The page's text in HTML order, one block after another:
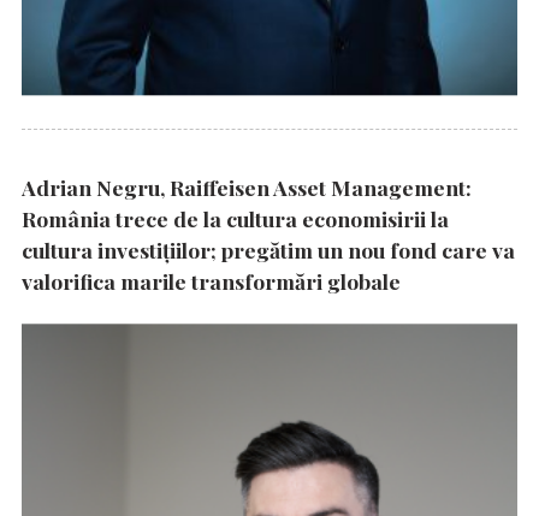
Adrian Negru, Raiffeisen Asset Management:
România trece de la cultura economisirii la
cultura investițiilor; pregătim un nou fond care va
valorifica marile transformări globale